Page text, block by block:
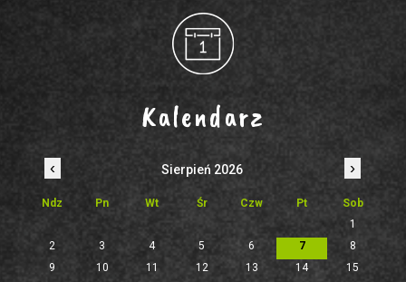
Kalendarz
‹ Sierpień 2026 ›
Ndz Pn Wt Śr Czw Pt
Sob
1
2
3 4 5 6 7
8
9
10 11 12 13 14
15